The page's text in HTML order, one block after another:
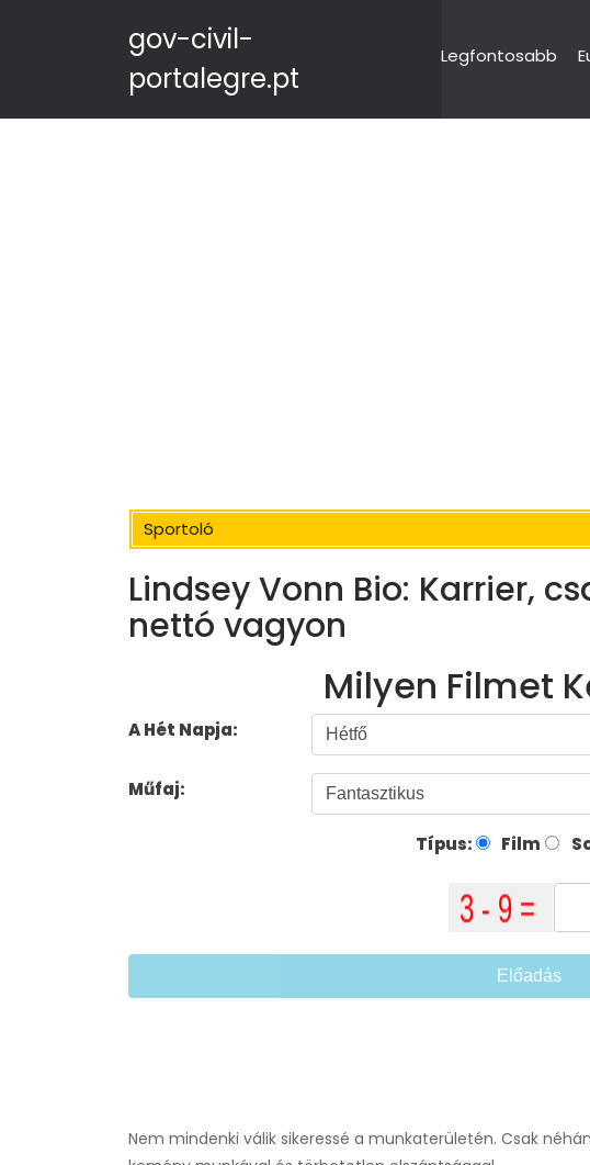
gov-civil-
portalegre.pt
Legfontosabb
Sportoló
Lindsey Vonn Bio: Karrier,
nettó vagyon
Milyen Filmet
A Hét Napja:
Műfaj:
Típus: Film
Előadás
Nem mindenki válik sikeressé a munkaterületén. Csak